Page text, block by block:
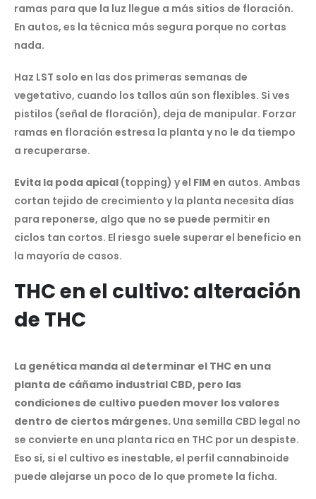
ramas para que la luz llegue a más sitios de floración.
En autos, es la técnica más segura porque no cortas
nada.
Haz LST solo en las dos primeras semanas de
vegetativo, cuando los tallos aún son flexibles. Si ves
pistilos (señal de floración), deja de manipular. Forzar
ramas en floración estresa la planta y no le da tiempo
a recuperarse.
Evita la poda apical (topping) y el FIM en autos. Ambas
cortan tejido de crecimiento y la planta necesita días
para reponerse, algo que no se puede permitir en
ciclos tan cortos. El riesgo suele superar el beneficio en
la mayoría de casos.
THC en el cultivo: alteración
de THC
La genética manda al determinar el THC en una
planta de cáñamo industrial CBD, pero las
condiciones de cultivo pueden mover los valores
dentro de ciertos márgenes. Una semilla CBD legal no
se convierte en una planta rica en THC por un despiste.
Eso sí, si el cultivo es inestable, el perfil cannabinoide
puede alejarse un poco de lo que promete la ficha.